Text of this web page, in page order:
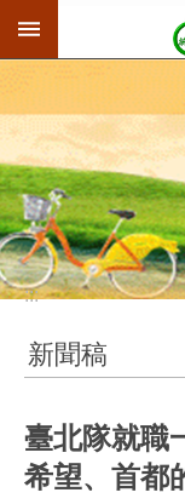
跳到主要內容區塊
:::
新聞稿
臺北隊就職
希望、首都